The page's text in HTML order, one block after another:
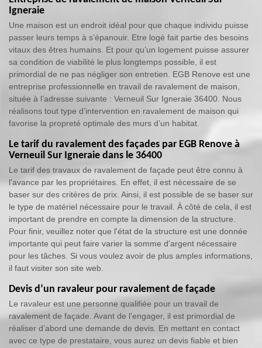
Igneraie
Une maison est un endroit idéal pour que chaque individu puisse
passer leurs temps à s’épanouir. Etre logé fait partie des besoins
vitaux des êtres humains. Et pour qu’un logement puisse assurer
sa condition de viabilité le plus longtemps possible, il est
primordial de ne pas négliger son entretien. EGB Renove est une
entreprise professionnelle en travail de ravalement de maison,
située à l’adresse suivante : Verneuil Sur Igneraie 36400. Nous
réalisons tout type d’intervention en ravalement de maison qui
favorise la propreté optimale des murs d’un habitat.
Le tarif du ravalement des façades par EGB Renove à
Verneuil Sur Igneraie dans le 36400
Le tarif des travaux de ravalement de façade peut être connu à
l'avance par les propriétaires. En effet, il est nécessaire de se
baser sur des critères de prix. Ainsi, il est possible de se baser sur
le type de matériel nécessaire pour le travail. À côté de cela, il est
important de prendre en compte la dimension de la structure.
Pour finir, veuillez noter que l'état de la structure est une donnée
importante qui peut faire varier la somme d'argent nécessaire
pour les tâches. Si vous voulez avoir de plus amples informations,
il faut visiter son site web.
Devis d’un ravaleur pour ravalement de façade
Le ravaleur est une personne qualifiée pour un travail de
ravalement de façade. Avant de l’engager, il est primordial de
réaliser d’abord une demande de devis. En mettant en contact
avec ce type de prestataire, vous aurez un devis fiable et bien